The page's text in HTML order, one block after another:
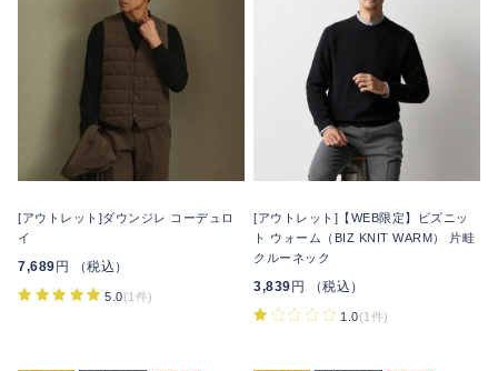
[アウトレット]ダウンジレ コーデュロ
イ
7,689 円 （税込）
5.0(1件)
[アウトレット]【WEB限定】ビズニッ
ト ウォーム（BIZ KNIT WARM） 片畦
クルーネック
3,839 円 （税込）
1.0(1件)